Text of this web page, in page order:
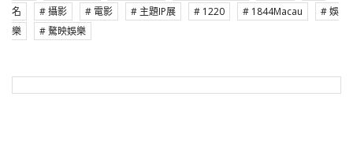
名
# 攝影 # 電影 # 主題IP展 # 1220 # 1844Macau
# 娛
樂
# 驁映娛樂